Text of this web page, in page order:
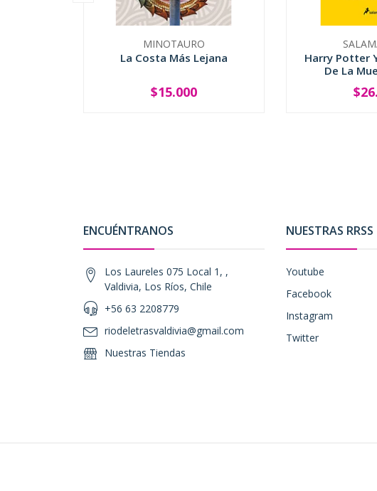
MINOTAURO
La Costa Más Lejana
+
$15.000
Harry Potter
De La
ENCUÉNTRANOS
Los Laureles 075 Local 1, ,
Valdivia, Los Ríos, Chile
+56 63 2208779
riodeletrasvaldivia@gmail.com
Nuestras Tiendas
NUESTRAS RRSS
Youtube
Facebook
Instagram
Twitter